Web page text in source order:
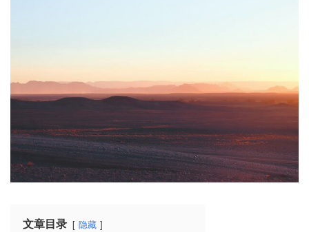
文章目录 隐藏